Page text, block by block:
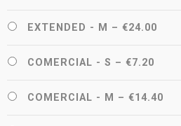
EXTENDED - M – €24.00
COMERCIAL - S – €7.20
COMERCIAL - M – €14.40